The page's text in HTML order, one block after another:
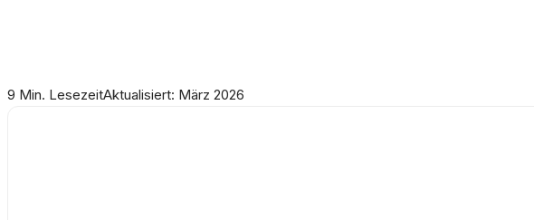
9 Min. LesezeitAktualisiert: März 2026